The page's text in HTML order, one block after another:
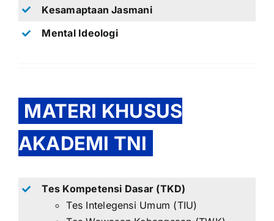
Kesamaptaan Jasmani
Mental Ideologi
MATERI KHUSUS
AKADEMI TNI
Tes Kompetensi Dasar (TKD)
Tes Intelegensi Umum (TIU)